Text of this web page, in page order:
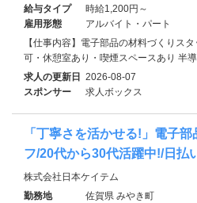
給与タイプ
時給1,200円～
雇用形態
アルバイト・パート
【仕事内容】電子部品の材料づくりス
可・休憩室あり・喫煙スペースあり 半
求人の更新日 2026-08-07
スポンサー
求人ボックス
「丁寧さを活かせる!」電子
フ/20代から30代活躍中!/日払
株式会社日本ケイテム
勤務地
佐賀県 みやき町